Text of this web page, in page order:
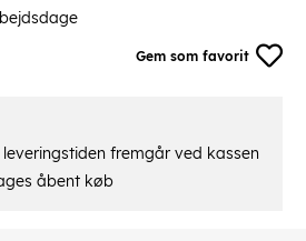
Gem som favorit
fremgår ved kassen
åbent køb